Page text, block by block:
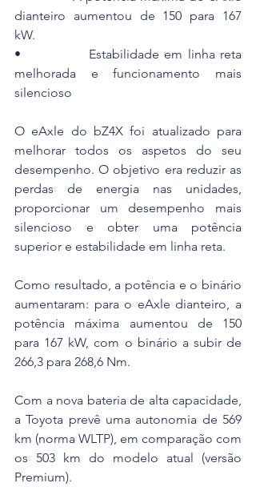
dianteiro aumentou de 150 para 167
kW.
•             Estabilidade em linha reta
melhorada e funcionamento mais
silencioso
O eAxle do bZ4X foi atualizado para
melhorar todos os aspetos do seu
desempenho. O objetivo era reduzir as
perdas de energia nas unidades,
proporcionar um desempenho mais
silencioso e obter uma potência
superior e estabilidade em linha reta.
Como resultado, a potência e o binário
aumentaram: para o eAxle dianteiro, a
potência máxima aumentou de 150
para 167 kW, com o binário a subir de
266,3 para 268,6 Nm.
Com a nova bateria de alta capacidade,
a Toyota prevê uma autonomia de 569
km (norma WLTP), em comparação com
os 503 km do modelo atual (versão
Premium).